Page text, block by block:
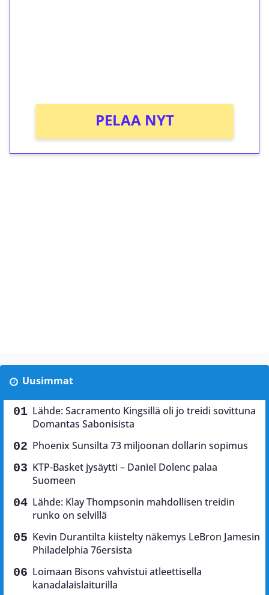
PELAA NYT
Uusimmat
Lähde: Sacramento Kingsillä oli jo treidi sovittuna
Domantas Sabonisista
Phoenix Sunsilta 73 miljoonan dollarin sopimus
KTP-Basket jysäytti – Daniel Dolenc palaa
Suomeen
Lähde: Klay Thompsonin mahdollisen treidin
runko on selvillä
Kevin Durantilta kiistelty näkemys LeBron Jamesin
Philadelphia 76ersista
Loimaan Bisons vahvistui atleettisella
kanadalaislaiturilla